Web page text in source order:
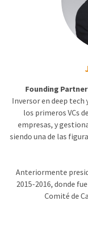
Founding
Inversor en deep tech
los primeros VCs
empresas, y
siendo una de las
Anteriormente
2015-2016, donde
Comité de